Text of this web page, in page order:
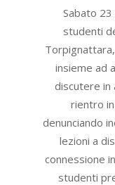
Sabato
studenti
insieme ad
discutere in
rientro
denunciando
lezioni a
connessione
studenti